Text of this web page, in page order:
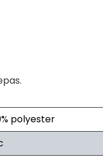
polyester